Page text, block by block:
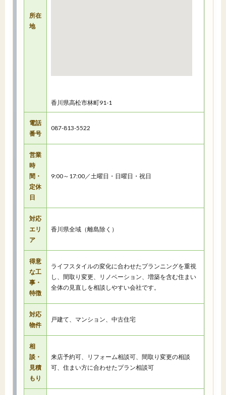
所在
地
香川県高松市林町91-1
電話
番号
087-813-5522
営業
時
間・
定休
日
9:00～17:00／土曜日・日曜日・祝日
対応
エリ
ア
香川県全域（離島除く）
得意
な工
事・
特徴
ライフスタイルの変化に合わせたプランニングを重視
し、間取り変更、リノベーション、増築を含む住まい
全体の見直しを相談しやすい会社です。
対応
物件
戸建て、マンション、中古住宅
相
談・
見積
もり
来店予約可、リフォーム相談可、間取り変更の相談
可、住まい方に合わせたプラン相談可